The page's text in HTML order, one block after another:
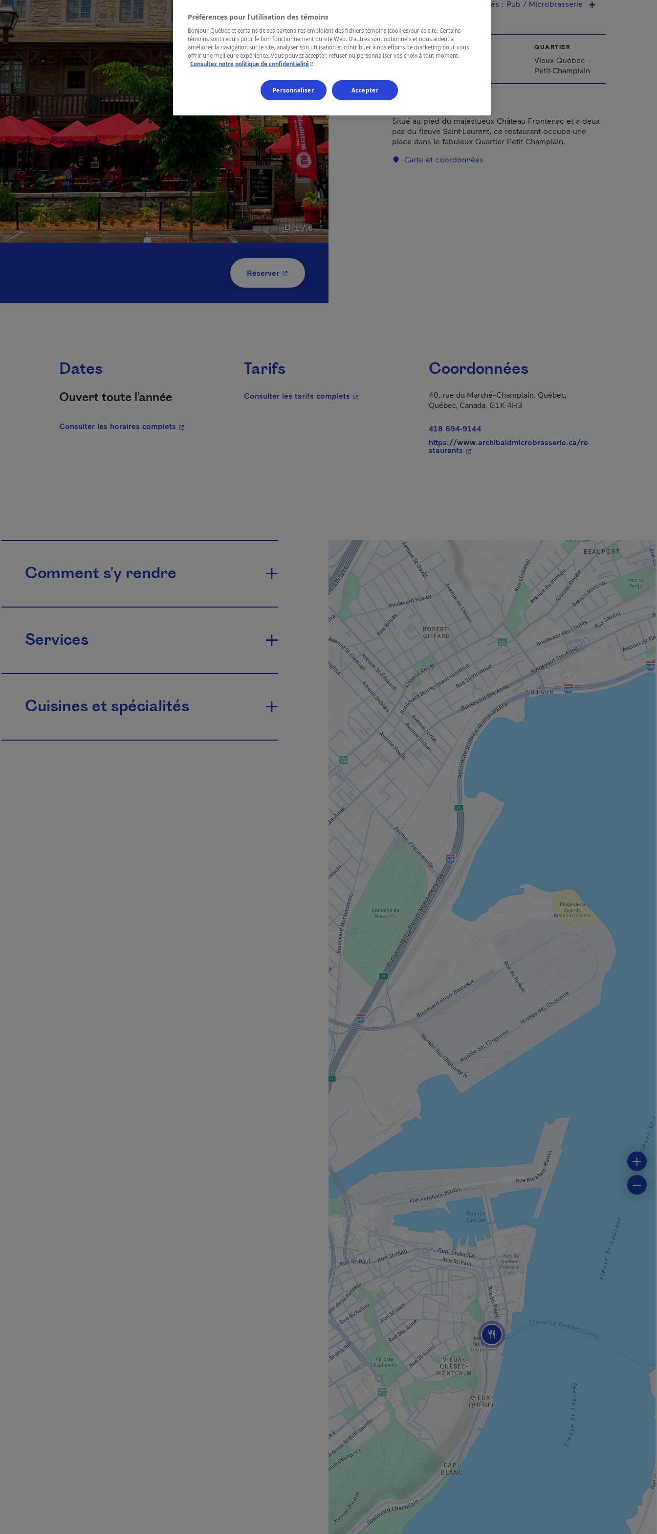
1 / 6
Réserver- Cet hyperlien s'ouvrira dans une nouvelle fenêtre.
Types de cuisine / spécialités : Pub / Microbrasserie
RÉGION
Québec
VILLE
Québec
QUARTIER
Vieux-Québec -
Petit-Champlain
Situé au pied du majestueux Château Frontenac et à deux
pas du fleuve Saint-Laurent, ce restaurant occupe une
place dans le fabuleux Quartier Petit Champlain.
Carte et coordonnées
Dates
Ouvert toute l'année
Consulter les horaires complets - Cet hyperlien s'ouvrira dans une nouvelle fenêtre.
Tarifs
Consulter les tarifs complets - Cet hyperlien s'ouvrira dans une nouvelle fenêtre.
Coordonnées
40, rue du Marché-Champlain, Québec,
Québec, Canada, G1K 4H3
418 694-9144
https://www.archibaldmicrobrasserie.ca/re
staurants - Cet hyperlien s'ouvrira dans une nouvelle fenêtre.
Comment s'y rendre
Services
Cuisines et spécialités
Préférences pour l’utilisation des témoins
Bonjour Québec et certains de ses partenaires emploient des fichiers témoins (cookies) sur ce site. Certains
témoins sont requis pour le bon fonctionnement du site Web. D’autres sont optionnels et nous aident à
améliorer la navigation sur le site, analyser son utilisation et contribuer à nos efforts de marketing pour vous
offrir une meilleure expérience. Vous pouvez accepter, refuser ou personnaliser vos choix à tout moment.
Consultez notre politique de confidentialité- Cet hyperlien s'ouvrira dans une nouvelle fenêtre.
Personnaliser Accepter